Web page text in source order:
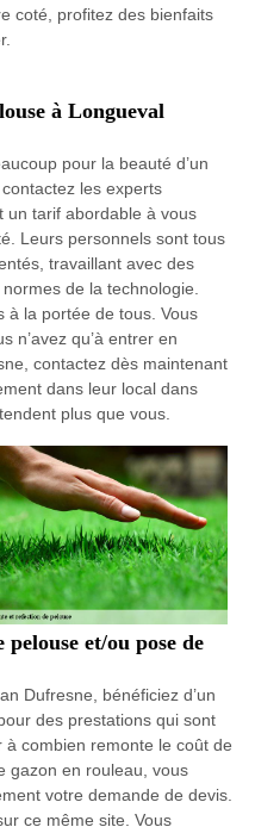
coté, profitez des bienfaits
à Longueval
pour la beauté d’un
les experts
un tarif abordable à vous
Leurs personnels sont tous
travaillant avec des
de la technologie.
à la portée de tous. Vous
n’avez qu’à entrer en
contactez dès maintenant
dans leur local dans
plus que vous.
et/ou pose de
Dufresne, bénéficiez d’un
des prestations qui sont
combien remonte le coût de
gazon en rouleau, vous
votre demande de devis.
ce même site. Vous